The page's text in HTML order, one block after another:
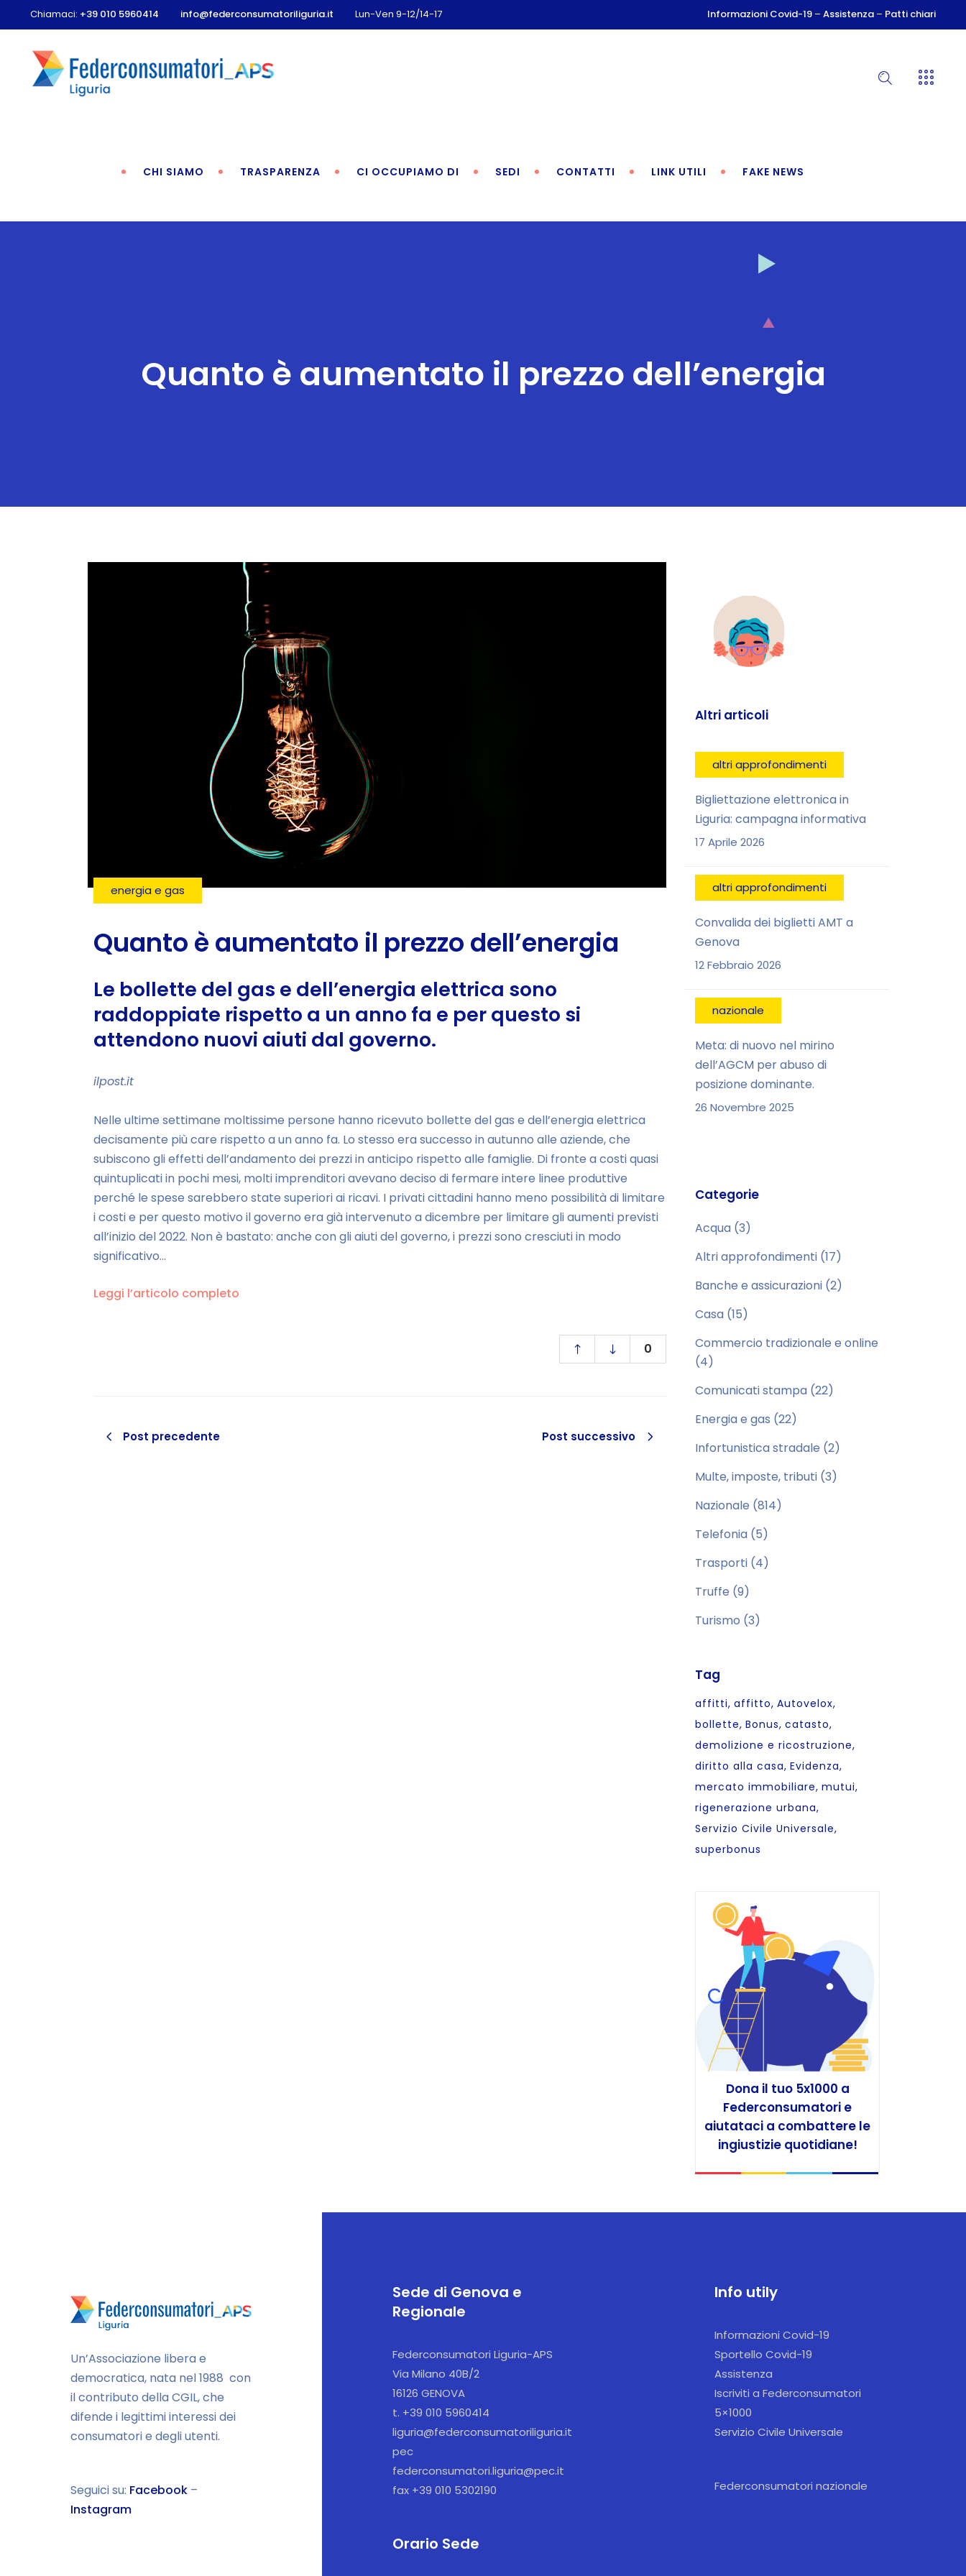
Chiamaci: +39 010 5960414 info@federconsumatoriliguria.it Lun-Ven 9-12/14-17 Informazioni Covid-19 –Assistenza – Patti chiari
CHI SIAMO TRASPARENZA CI OCCUPIAMO DI SEDI CONTATTI LINK UTILI FAKE NEWS
Quanto è aumentato il prezzo dell’energia
energia e gas
Quanto è aumentato il prezzo dell’energia
Le bollette del gas e dell’energia elettrica sono
raddoppiate rispetto a un anno fa e per questo si
attendono nuovi aiuti dal governo.
ilpost.it
Nelle ultime settimane moltissime persone hanno ricevuto bollette del gas e dell’energia elettrica
decisamente più care rispetto a un anno fa. Lo stesso era successo in autunno alle aziende, che
subiscono gli effetti dell’andamento dei prezzi in anticipo rispetto alle famiglie. Di fronte a costi quasi
quintuplicati in pochi mesi, molti imprenditori avevano deciso di fermare intere linee produttive
perché le spese sarebbero state superiori ai ricavi. I privati cittadini hanno meno possibilità di limitare
i costi e per questo motivo il governo era già intervenuto a dicembre per limitare gli aumenti previsti
all’inizio del 2022. Non è bastato: anche con gli aiuti del governo, i prezzi sono cresciuti in modo
significativo…
Leggi l’articolo completo
0
Post precedente Post successivo
Altri articoli
altri approfondimenti
Bigliettazione elettronica in
Liguria: campagna informativa
17 Aprile 2026
altri approfondimenti
Convalida dei biglietti AMT a
Genova
12 Febbraio 2026
nazionale
Meta: di nuovo nel mirino
dell’AGCM per abuso di
posizione dominante.
26 Novembre 2025
Categorie
Acqua (3)
Altri approfondimenti (17)
Banche e assicurazioni (2)
Casa (15)
Commercio tradizionale e online
(4)
Comunicati stampa (22)
Energia e gas (22)
Infortunistica stradale (2)
Multe, imposte, tributi (3)
Nazionale (814)
Telefonia (5)
Trasporti (4)
Truffe (9)
Turismo (3)
Tag
affitti affitto Autovelox
bollette Bonus catasto
demolizione e ricostruzione
diritto alla casa Evidenza
mercato immobiliare mutui
rigenerazione urbana
Servizio Civile Universale
superbonus
Dona il tuo 5x1000 a
Federconsumatori e
aiutataci a combattere le
ingiustizie quotidiane!
Un’Associazione libera e
democratica, nata nel 1988 con
il contributo della CGIL, che
difende i legittimi interessi dei
consumatori e degli utenti.
Seguici su: Facebook –
Instagram
Sede di Genova e
Regionale
Federconsumatori Liguria-APS
Via Milano 40B/2
16126 GENOVA
t. +39 010 5960414
liguria@federconsumatoriliguria.it
pec
federconsumatori.liguria@pec.it
fax +39 010 5302190
Orario Sede
Info utily
Informazioni Covid-19
Sportello Covid-19
Assistenza
Iscriviti a Federconsumatori
5×1000
Servizio Civile Universale
Federconsumatori nazionale